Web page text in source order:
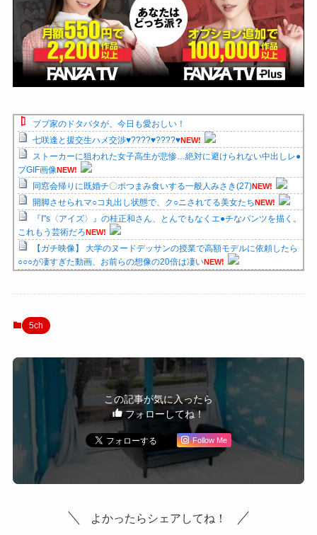
ブブ家のドタバタが、今日も愛おしい！
七咲逢と援交生ハメ交渉♥️????♥️????♥️NEW!
ストーカーに狙われた女子高生が悲惨…絶対に避けられない中出しレ●
プGIF画像NEW!
同窓会帰りに既婚チ〇ポつまみ食いする一般人みさき(27)NEW!
開脚させられマ○コ丸出し状態で、ク○ニされてる美女たちNEW!
『I"s〈アイズ〉』の桂正和さん、とんでもなくエ●チなパンツを描く。
これもう芸術だろNEW!
【ガチ映像】 大学のヌードデッサンの授業で高額モデルに依頼したら
○○○が凄すぎた動画、お前らの想像の20倍は凄いNEW!
5ch
この記事が気に入ったら
フォローしてね！
Follow Me
よかったらシェアしてね！